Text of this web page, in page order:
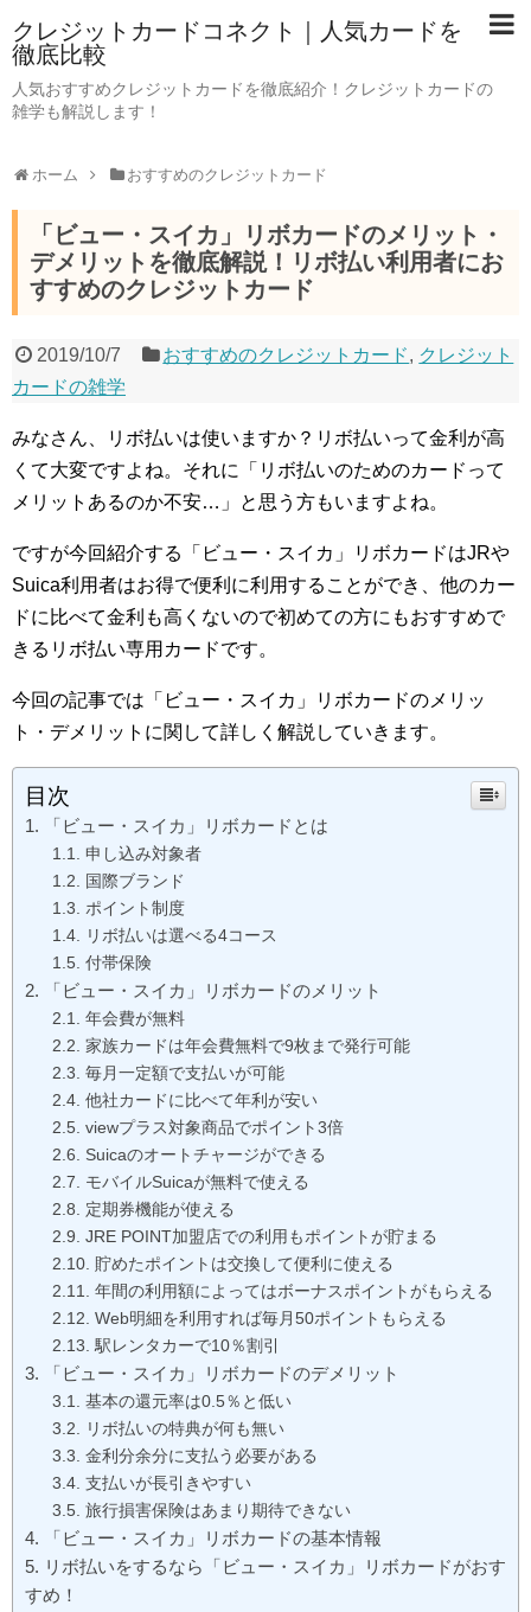
クレジットカードコネクト｜人気カードを
徹底比較
人気おすすめクレジットカードを徹底紹介！クレジットカードの
雑学も解説します！
ホーム おすすめのクレジットカード
「ビュー・スイカ」リボカードのメリット・
デメリットを徹底解説！リボ払い利用者にお
すすめのクレジットカード
2019/10/7 おすすめのクレジットカード, クレジット
カードの雑学
みなさん、リボ払いは使いますか？リボ払いって金利が高
くて大変ですよね。それに「リボ払いのためのカードって
メリットあるのか不安…」と思う方もいますよね。
ですが今回紹介する「ビュー・スイカ」リボカードはJRや
Suica利用者はお得で便利に利用することができ、他のカー
ドに比べて金利も高くないので初めての方にもおすすめで
きるリボ払い専用カードです。
今回の記事では「ビュー・スイカ」リボカードのメリッ
ト・デメリットに関して詳しく解説していきます。
目次
「ビュー・スイカ」リボカードとは
申し込み対象者
国際ブランド
ポイント制度
リボ払いは選べる4コース
付帯保険
「ビュー・スイカ」リボカードのメリット
年会費が無料
家族カードは年会費無料で9枚まで発行可能
毎月一定額で支払いが可能
他社カードに比べて年利が安い
viewプラス対象商品でポイント3倍
Suicaのオートチャージができる
モバイルSuicaが無料で使える
定期券機能が使える
JRE POINT加盟店での利用もポイントが貯まる
貯めたポイントは交換して便利に使える
年間の利用額によってはボーナスポイントがもらえる
Web明細を利用すれば毎月50ポイントもらえる
駅レンタカーで10％割引
「ビュー・スイカ」リボカードのデメリット
基本の還元率は0.5％と低い
リボ払いの特典が何も無い
金利分余分に支払う必要がある
支払いが長引きやすい
旅行損害保険はあまり期待できない
「ビュー・スイカ」リボカードの基本情報
リボ払いをするなら「ビュー・スイカ」リボカードがおす
すめ！